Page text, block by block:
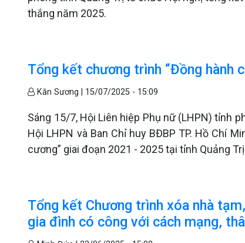
thắng năm 2025.
Tổng kết chương trình “Đồng hành
Kăn Sương | 15/07/2025 - 15:09
Sáng 15/7, Hội Liên hiệp Phụ nữ (LHPN) tỉnh
Hội LHPN và Ban Chỉ huy BĐBP TP. Hồ Chí
cương” giai đoạn 2021 - 2025 tại tỉnh Quảng
Tổng kết Chương trình xóa nhà
gia đình có công với cách mạng,